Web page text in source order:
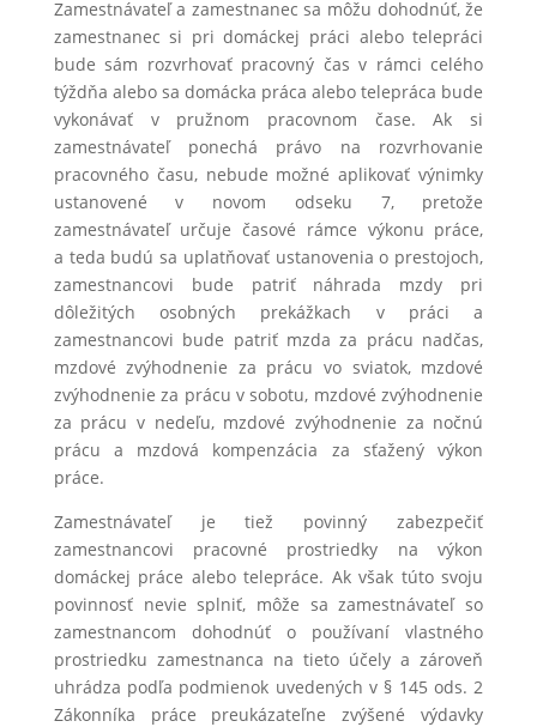
Zamestnávateľ a zamestnanec sa môžu dohodnúť, že
zamestnanec si pri domáckej práci alebo telepráci
bude sám rozvrhovať pracovný čas v rámci celého
týždňa alebo sa domácka práca alebo telepráca bude
vykonávať v pružnom pracovnom čase. Ak si
zamestnávateľ ponechá právo na rozvrhovanie
pracovného času, nebude možné aplikovať výnimky
ustanovené v novom odseku 7, pretože
zamestnávateľ určuje časové rámce výkonu práce,
a teda budú sa uplatňovať ustanovenia o prestojoch,
zamestnancovi bude patriť náhrada mzdy pri
dôležitých osobných prekážkach v práci a
zamestnancovi bude patriť mzda za prácu nadčas,
mzdové zvýhodnenie za prácu vo sviatok, mzdové
zvýhodnenie za prácu v sobotu, mzdové zvýhodnenie
za prácu v nedeľu, mzdové zvýhodnenie za nočnú
prácu a mzdová kompenzácia za sťažený výkon
práce.
Zamestnávateľ je tiež povinný zabezpečiť
zamestnancovi pracovné prostriedky na výkon
domáckej práce alebo telepráce. Ak však túto svoju
povinnosť nevie splniť, môže sa zamestnávateľ so
zamestnancom dohodnúť o používaní vlastného
prostriedku zamestnanca na tieto účely a zároveň
uhrádza podľa podmienok uvedených v § 145 ods. 2
Zákonníka práce preukázateľne zvýšené výdavky